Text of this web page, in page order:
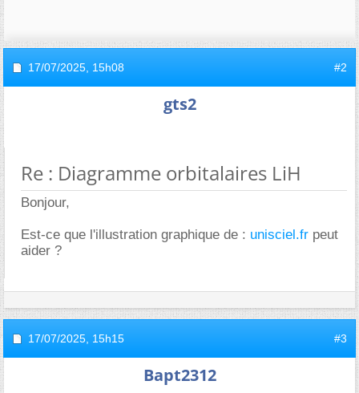
17/07/2025, 15h08 #2
gts2
Re : Diagramme orbitalaires LiH
Bonjour,
Est-ce que l'illustration graphique de : unisciel.fr peut
aider ?
17/07/2025, 15h15 #3
Bapt2312